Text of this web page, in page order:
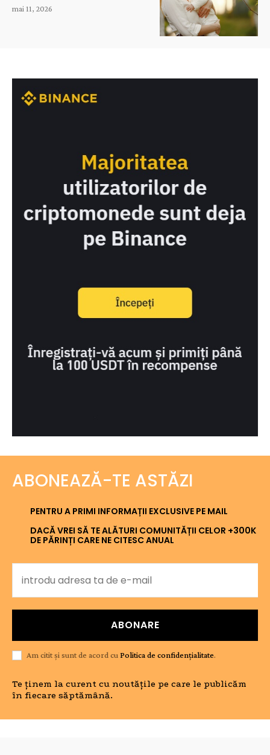
mai 11, 2026
ABONEAZĂ-TE ASTĂZI
PENTRU A PRIMI INFORMAȚII EXCLUSIVE PE MAIL
DACĂ VREI SĂ TE ALĂTURI COMUNITĂȚII CELOR +300K
DE PĂRINȚI CARE NE CITESC ANUAL
ABONARE
Am citit și sunt de acord cuPolitica de confidențialitate.
Te ținem la curent cu noutățile pe care le publicăm
în fiecare săptămână.